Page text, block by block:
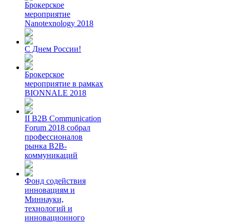
Брокерское
мероприятие
Nanotexnology 2018
С Днем России!
Брокерское
мероприятие в рамках
BIONNALE 2018
II B2B Communication
Forum 2018 собрал
профессионалов
рынка B2B-
коммуникаций
Фонд содействия
инновациям и
Миннауки,
технологий и
инновационного